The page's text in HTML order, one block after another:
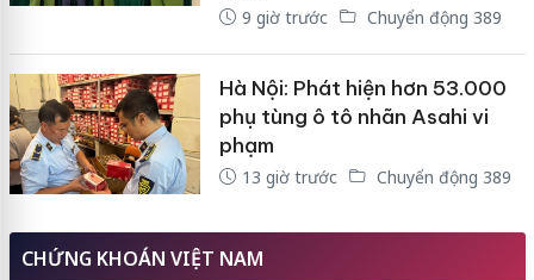
9 giờ trước Chuyển động 389
Hà Nội: Phát hiện hơn 53.000
phụ tùng ô tô nhãn Asahi vi
phạm
13 giờ trước Chuyển động 389
CHỨNG KHOÁN VIỆT NAM